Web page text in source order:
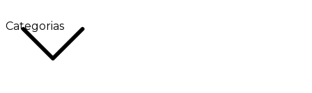
Categorias